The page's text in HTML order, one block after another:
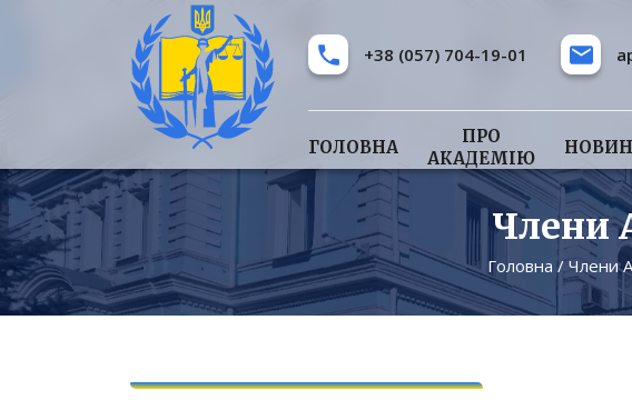
+38 (057) 704-19-01
ГОЛОВНА
ПРО
АКАДЕМІЮ
Члени
Головна /Члени